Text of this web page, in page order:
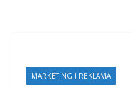
MARKETING I REKLAMA